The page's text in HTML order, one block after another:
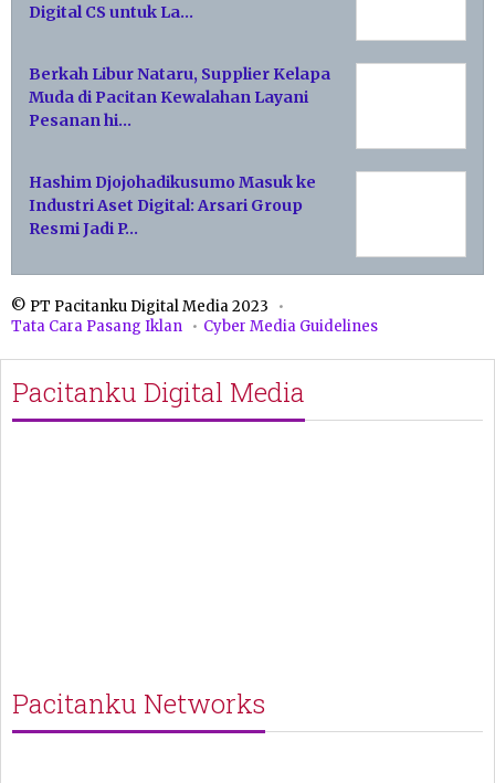
Digital CS untuk La…
Berkah Libur Nataru, Supplier Kelapa
Muda di Pacitan Kewalahan Layani
Pesanan hi…
Hashim Djojohadikusumo Masuk ke
Industri Aset Digital: Arsari Group
Resmi Jadi P…
© PT Pacitanku Digital Media 2023
Tata Cara Pasang Iklan
Cyber Media Guidelines
Pacitanku Digital Media
Pacitanku Networks